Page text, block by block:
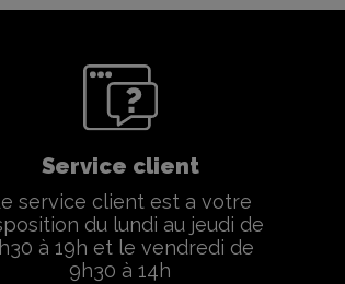
Service client
service client est a votre
du lundi au jeudi de
à 19h et le vendredi de
9h30 à 14h